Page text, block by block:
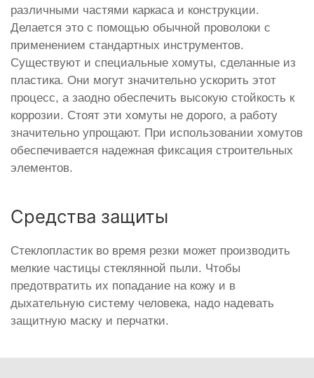
различными частями каркаса и конструкции.
Делается это с помощью обычной проволоки с
применением стандартных инструментов.
Существуют и специальные хомуты, сделанные из
пластика. Они могут значительно ускорить этот
процесс, а заодно обеспечить высокую стойкость к
коррозии. Стоят эти хомуты не дорого, а работу
значительно упрощают. При использовании хомутов
обеспечивается надежная фиксация строительных
элементов.
Средства защиты
Стеклопластик во время резки может производить
мелкие частицы стеклянной пыли. Чтобы
предотвратить их попадание на кожу и в
дыхательную систему человека, надо надевать
защитную маску и перчатки.